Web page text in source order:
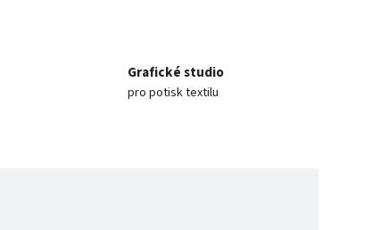
Grafické studio
pro potisk textilu